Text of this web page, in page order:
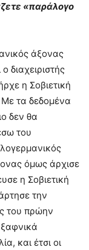
«παράλογο
άξονας
διαχειριστής
η Σοβιετική
Με τα δεδομένα
δεν θα
του
όμως άρχισε
η Σοβιετική
την
του πρώην
και έτσι οι